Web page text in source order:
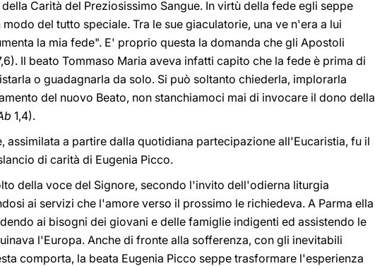
Carità del Preziosissimo Sangue. In virtù della fede egli seppe
del tutto speciale. Tra le sue giaculatorie, una ve n'era a lui
la mia fede". E' proprio questa la domanda che gli Apostoli
Il beato Tommaso Maria aveva infatti capito che la fede è prima di
o guadagnarla da solo. Si può soltanto chiederla, implorarla
del nuovo Beato, non stanchiamoci mai di invocare il dono della
1,4).
assimilata a partire dalla quotidiana partecipazione all'Eucaristia, fu il
di carità di Eugenia Picco.
della voce del Signore, secondo l'invito dell'odierna liturgia
ai servizi che l'amore verso il prossimo le richiedeva. A Parma ella
ai bisogni dei giovani e delle famiglie indigenti ed assistendo le
l'Europa. Anche di fronte alla sofferenza, con gli inevitabili
comporta, la beata Eugenia Picco seppe trasformare l'esperienza